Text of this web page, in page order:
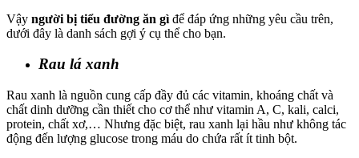
Vậy người bị tiểu đường ăn gì để đáp ứng những yêu cầu trên,
dưới đây là danh sách gợi ý cụ thể cho bạn.
Rau lá xanh
Rau xanh là nguồn cung cấp đầy đủ các vitamin, khoáng chất và
chất dinh dưỡng cần thiết cho cơ thể như vitamin A, C, kali, calci,
protein, chất xơ,… Nhưng đặc biệt, rau xanh lại hầu như không tác
động đến lượng glucose trong máu do chứa rất ít tinh bột.